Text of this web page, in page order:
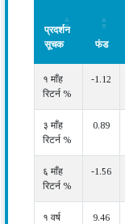
प्रदर्शन
सूचक
फंड
सूचक
१ माँह
रिटर्न %
-1.12
३ माँह
रिटर्न %
0.89
६ माँह
रिटर्न %
-1.56
१ वर्ष
9.46